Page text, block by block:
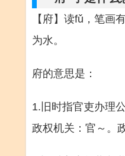
【府】读fǔ，笔画
为水。
府的意思是：
1.旧时指官吏办理
政权机关：官～。